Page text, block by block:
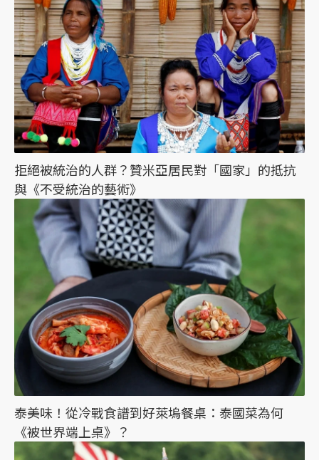
拒絕被統治的人群？贊米亞居民對「國家」的抵抗
與《不受統治的藝術》
泰美味！從冷戰食譜到好萊塢餐桌：泰國菜為何
《被世界端上桌》？